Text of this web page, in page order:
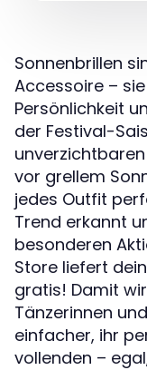
Sonnenbrillen
Accessoire –
Persönlichkeit
der Festival-
vor grellem
jedes Outfit
Trend erkannt
besonderen
Store liefert
gratis! Damit
Tänzerinnen
einfacher, ihr
vollenden –